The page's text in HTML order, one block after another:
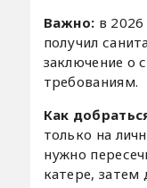
Важно: в
получил
заключение о
требованиям.
Как
только на
нужно
катере, затем